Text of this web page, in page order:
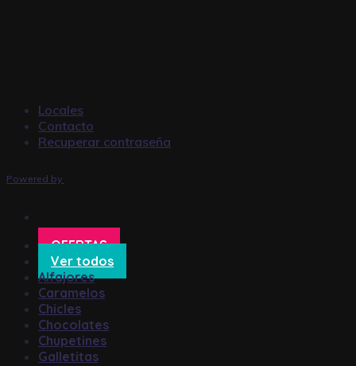
Locales
Contacto
Recuperar contraseña
Powered by
OFERTAS
Ver todos
Alfajores
Caramelos
Chicles
Chocolates
Chupetines
Galletitas